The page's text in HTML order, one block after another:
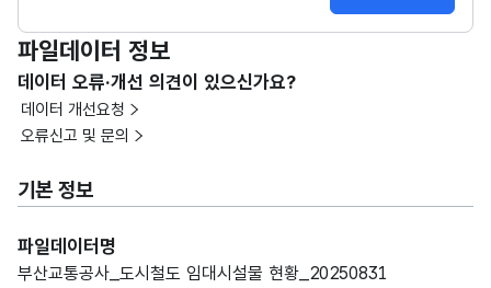
파일데이터 정보
데이터 오류·개선 의견이 있으신가요?
데이터 개선요청
오류신고 및 문의
기본 정보
파일데이터명
부산교통공사_도시철도 임대시설물 현황_20250831